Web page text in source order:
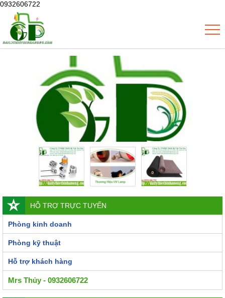
0932606722
HỖ TRỢ TRỰC TUYẾN
Phòng kinh doanh
Phòng kỹ thuật
Hỗ trợ khách hàng
Mrs Thủy - 0932606722